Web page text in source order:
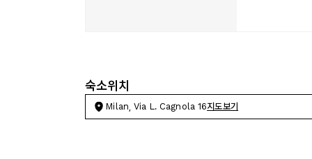
숙소위치
Milan, Via L. Cagnola 16지도보기